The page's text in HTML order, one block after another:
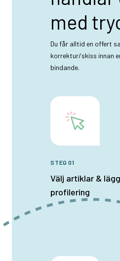
med
Du får alltid en offert
korrektur/skiss innan
bindande.
STEG 01
Välj artiklar &
profilering